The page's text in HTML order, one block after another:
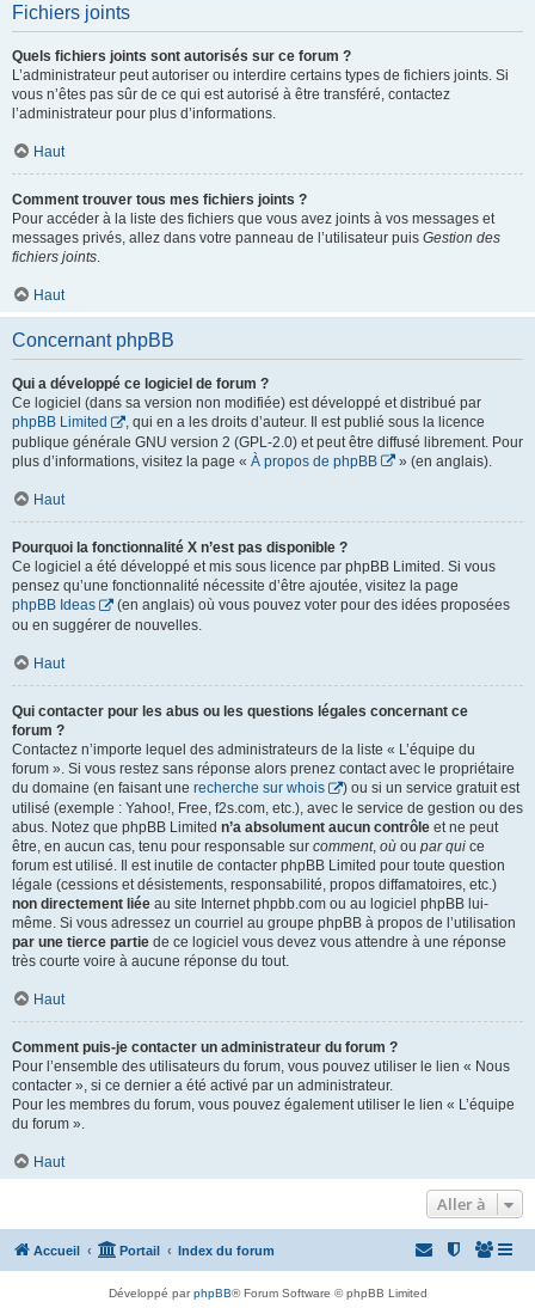
Fichiers joints
Quels fichiers joints sont autorisés sur ce forum ?
L’administrateur peut autoriser ou interdire certains types de fichiers joints. Si
vous n’êtes pas sûr de ce qui est autorisé à être transféré, contactez
l’administrateur pour plus d’informations.
Haut
Comment trouver tous mes fichiers joints ?
Pour accéder à la liste des fichiers que vous avez joints à vos messages et
messages privés, allez dans votre panneau de l’utilisateur puis Gestion des
fichiers joints.
Haut
Concernant phpBB
Qui a développé ce logiciel de forum ?
Ce logiciel (dans sa version non modifiée) est développé et distribué par
phpBB Limited
, qui en a les droits d’auteur. Il est publié sous la licence
publique générale GNU version 2 (GPL-2.0) et peut être diffusé librement. Pour
plus d’informations, visitez la page « À propos de phpBB » (en anglais).
Haut
Pourquoi la fonctionnalité X n’est pas disponible ?
Ce logiciel a été développé et mis sous licence par phpBB Limited. Si vous
pensez qu’une fonctionnalité nécessite d’être ajoutée, visitez la page
phpBB Ideas
(en anglais) où vous pouvez voter pour des idées proposées
ou en suggérer de nouvelles.
Haut
Qui contacter pour les abus ou les questions légales concernant ce
forum ?
Contactez n’importe lequel des administrateurs de la liste « L’équipe du
forum ». Si vous restez sans réponse alors prenez contact avec le propriétaire
du domaine (en faisant une recherche sur whois
) ou si un service gratuit est
utilisé (exemple : Yahoo!, Free, f2s.com, etc.), avec le service de gestion ou des
abus. Notez que phpBB Limited n’a absolument aucun contrôle et ne peut
être, en aucun cas, tenu pour responsable sur comment, où ou par qui ce
forum est utilisé. Il est inutile de contacter phpBB Limited pour toute question
légale (cessions et désistements, responsabilité, propos diffamatoires, etc.)
non directement liée au site Internet phpbb.com ou au logiciel phpBB lui-
même. Si vous adressez un courriel au groupe phpBB à propos de l’utilisation
par une tierce partie de ce logiciel vous devez vous attendre à une réponse
très courte voire à aucune réponse du tout.
Haut
Comment puis-je contacter un administrateur du forum ?
Pour l’ensemble des utilisateurs du forum, vous pouvez utiliser le lien « Nous
contacter », si ce dernier a été activé par un administrateur.
Pour les membres du forum, vous pouvez également utiliser le lien « L’équipe
du forum ».
Haut
Aller à
Accueil Portail Index du forum
Développé parphpBB® Forum Software © phpBB Limited